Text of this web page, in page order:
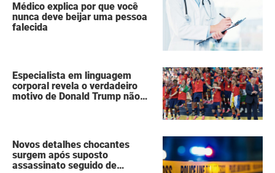
Médico explica por que você
nunca deve beijar uma pessoa
falecida
Especialista em linguagem
corporal revela o verdadeiro
motivo de Donald Trump não
Novos detalhes chocantes
surgem após suposto
assassinato seguido de